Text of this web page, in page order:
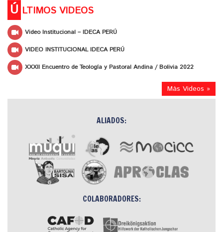
Ú LTIMOS VIDEOS
Video Institucional – IDECA PERÚ
VIDEO INSTITUCIONAL IDECA PERÚ
XXXII Encuentro de Teología y Pastoral Andina / Bolivia 2022
Más Videos »
ALIADOS:
COLABORADORES: